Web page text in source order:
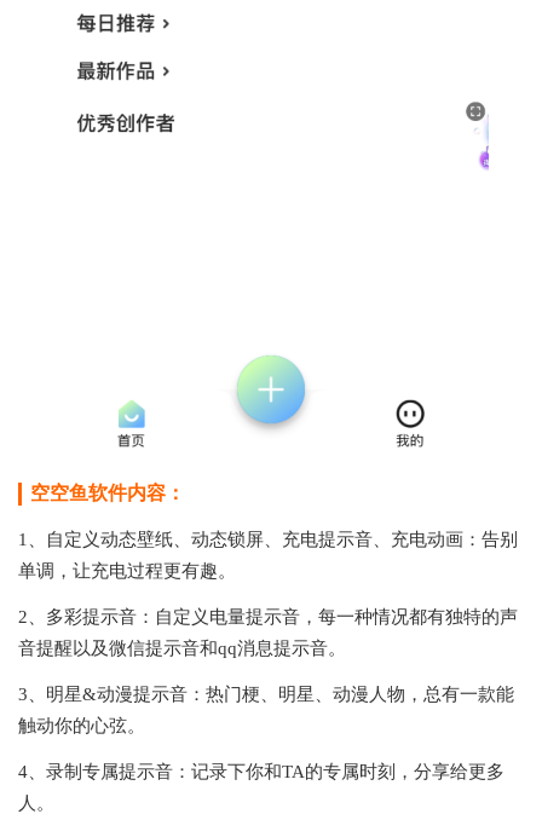
空空鱼软件内容：
1、自定义动态壁纸、动态锁屏、充电提示音、充电动画：告别
单调，让充电过程更有趣。
2、多彩提示音：自定义电量提示音，每一种情况都有独特的声
音提醒以及微信提示音和qq消息提示音。
3、明星&动漫提示音：热门梗、明星、动漫人物，总有一款能
触动你的心弦。
4、录制专属提示音：记录下你和TA的专属时刻，分享给更多
人。